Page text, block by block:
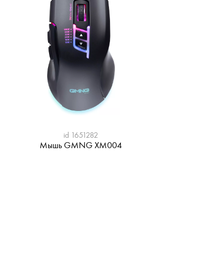
id 1651282
Мышь GMNG XM004